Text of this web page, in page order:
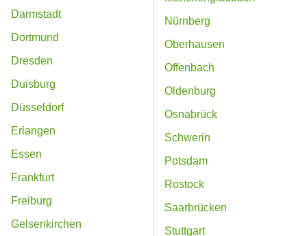
Darmstadt
Dortmund
Dresden
Duisburg
Düsseldorf
Erlangen
Essen
Frankfurt
Freiburg
Gelsenkirchen
Nürnberg
Oberhausen
Offenbach
Oldenburg
Osnabrück
Schwerin
Potsdam
Rostock
Saarbrücken
Stuttgart